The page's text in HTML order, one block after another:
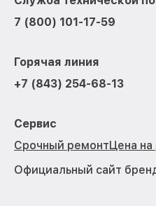
7 (800) 101-17-59
Горячая линия
+7 (843) 254-68-13
Сервис
Срочный ремонтЦена
Официальный сайт